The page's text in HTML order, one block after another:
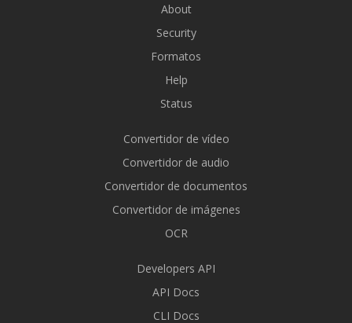
About
Security
Formatos
Help
Status
Convertidor de vídeo
Convertidor de audio
Convertidor de documentos
Convertidor de imágenes
OCR
Developers API
API Docs
CLI Docs